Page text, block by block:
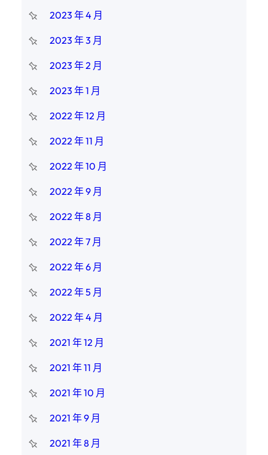
2023 年 4 月
2023 年 3 月
2023 年 2 月
2023 年 1 月
2022 年 12 月
2022 年 11 月
2022 年 10 月
2022 年 9 月
2022 年 8 月
2022 年 7 月
2022 年 6 月
2022 年 5 月
2022 年 4 月
2021 年 12 月
2021 年 11 月
2021 年 10 月
2021 年 9 月
2021 年 8 月